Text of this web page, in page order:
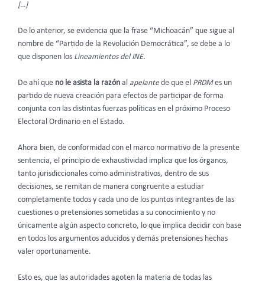
[…]
De lo anterior, se evidencia que la frase “Michoacán” que sigue al
nombre de “Partido de la Revolución Democrática”, se debe a lo
que disponen los Lineamientos del INE.
De ahí que no le asista la razón al apelantede que el PRDMes un
partido de nueva creación para efectos de participar de forma
conjunta con las distintas fuerzas políticas en el próximo Proceso
Electoral Ordinario en el Estado.
Ahora bien, de conformidad con el marco normativo de la presente
sentencia, el principio de exhaustividad implica que los órganos,
tanto jurisdiccionales como administrativos, dentro de sus
decisiones, se remitan de manera congruente a estudiar
completamente todos y cada uno de los puntos integrantes de las
cuestiones o pretensiones sometidas a su conocimiento y no
únicamente algún aspecto concreto, lo que implica decidir con base
en todos los argumentos aducidos y demás pretensiones hechas
valer oportunamente.
Esto es, que las autoridades agoten la materia de todas las